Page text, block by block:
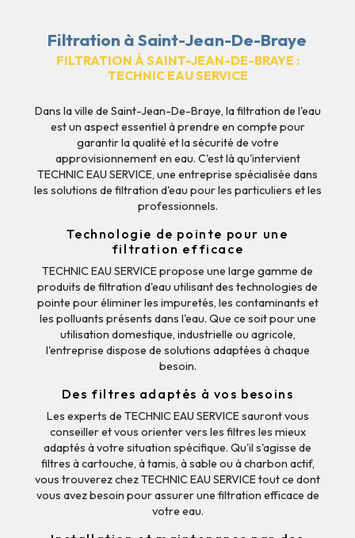
Filtration à Saint-Jean-De-Braye
FILTRATION À SAINT-JEAN-DE-BRAYE :
TECHNIC EAU SERVICE
Dans la ville de Saint-Jean-De-Braye, la filtration de l'eau
est un aspect essentiel à prendre en compte pour
garantir la qualité et la sécurité de votre
approvisionnement en eau. C'est là qu'intervient
TECHNIC EAU SERVICE, une entreprise spécialisée dans
les solutions de filtration d'eau pour les particuliers et les
professionnels.
Technologie de pointe pour une
filtration efficace
TECHNIC EAU SERVICE propose une large gamme de
produits de filtration d'eau utilisant des technologies de
pointe pour éliminer les impuretés, les contaminants et
les polluants présents dans l'eau. Que ce soit pour une
utilisation domestique, industrielle ou agricole,
l'entreprise dispose de solutions adaptées à chaque
besoin.
Des filtres adaptés à vos besoins
Les experts de TECHNIC EAU SERVICE sauront vous
conseiller et vous orienter vers les filtres les mieux
adaptés à votre situation spécifique. Qu'il s'agisse de
filtres à cartouche, à tamis, à sable ou à charbon actif,
vous trouverez chez TECHNIC EAU SERVICE tout ce dont
vous avez besoin pour assurer une filtration efficace de
votre eau.